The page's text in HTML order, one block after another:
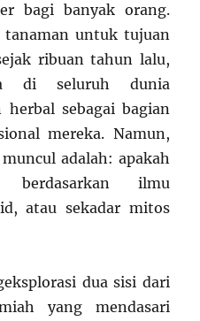
bagi banyak orang.
tanaman untuk tujuan
ribuan tahun lalu,
di seluruh dunia
herbal sebagai bagian
mereka. Namun,
adalah: apakah
ilmu
atau sekadar mitos
dua sisi dari
yang mendasari